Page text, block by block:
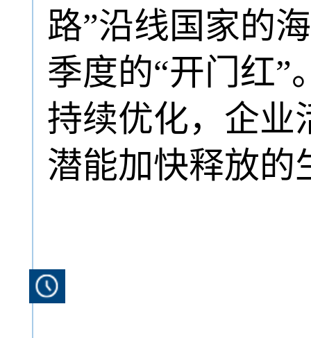
路”沿线国家的
季度的“开门红”
持续优化，企业
潜能加快释放